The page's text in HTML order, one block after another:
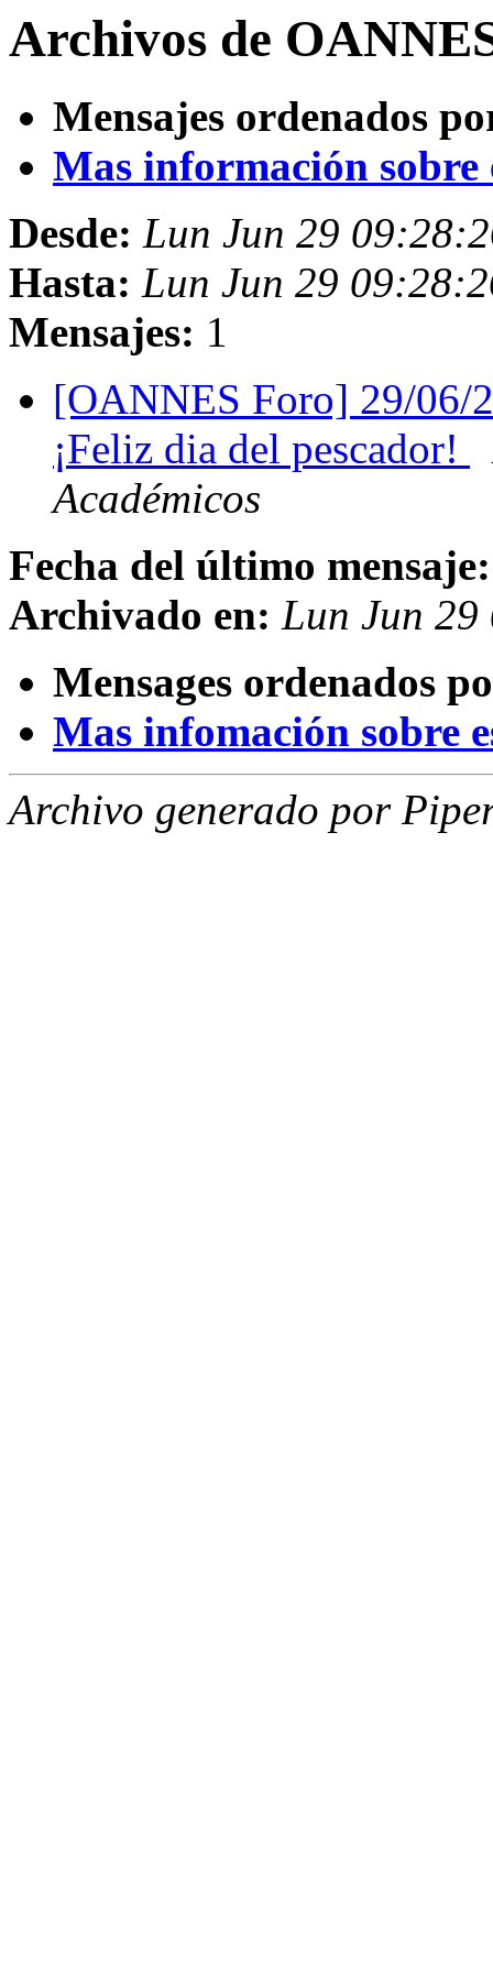
Archivos de
Mensajes ordenados
Mas información sobre
Desde: Lun Jun 29
Hasta: Lun Jun 29
Mensajes: 1
[OANNES Foro] 29/06/
¡Feliz dia del pescador!
Académicos
Fecha del último mensaje:
Archivado en: Lun Jun
Mensages ordenados
Mas infomación sobre
Archivo generado por